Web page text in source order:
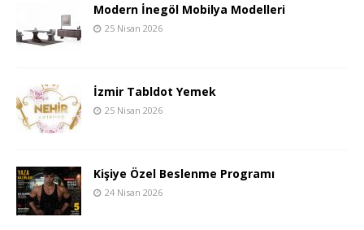
Modern İnegöl Mobilya Modelleri
25 Nisan 2026
İzmir Tabldot Yemek
25 Nisan 2026
Kişiye Özel Beslenme Programı
24 Nisan 2026